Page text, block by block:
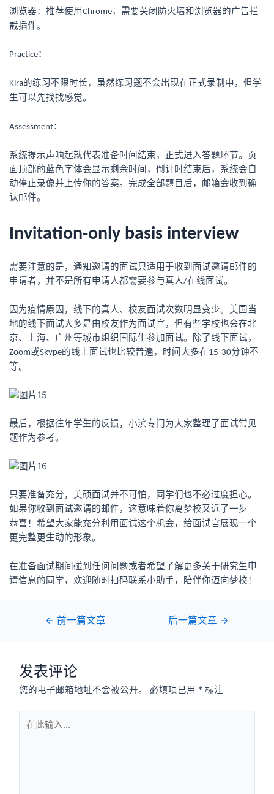
浏览器：推荐使用 Chrome，需要关闭防火墙和浏览器的广告拦
截插件。
Practice：
Kira的练习不限时长，虽然练习题不会出现在正式录制中，但学
生可以先找找感觉。
Assessment：
系统提示声响起就代表准备时间结束，正式进入答题环节。页
面顶部的蓝色字体会显示剩余时间，倒计时结束后，系统会自
动停止录像并上传你的答案。完成全部题目后，邮箱会收到确
认邮件。
Invitation-only basis interview
需要注意的是，通知邀请的面试只适用于收到面试邀请邮件的
申请者，并不是所有申请人都需要参与真人 /在线面试。
因为疫情原因，线下的真人、校友面试次数明显变少。美国当
地的线下面试大多是由校友作为面试官，但有些学校也会在北
京、上海、广州等城市组织国际生参加面试。除了线下面试，
Zoom或Skype的线上面试也比较普遍，时间大多在15-30分钟不
等。
最后，根据往年学生的反馈，小滨专门为大家整理了面试常见
题作为参考。
只要准备充分， 美硕面试并不可怕，同学们也不必过度担心。
如果你收到面试邀请的邮件， 这意味着你离梦校又近了一步——
恭喜！ 希望大家能充分利用面试这个机会，给面试官展现一个
更完整更生动的形象。
在准备面试期间碰到任何问题或者希望了解更多关于研究生申
请信息的同学， 欢迎随时扫码联系小助手，陪伴你迈向梦校！
← 前一篇文章 后一篇文章 →
发表评论
您的电子邮箱地址不会被公开。 必填项已用 * 标注